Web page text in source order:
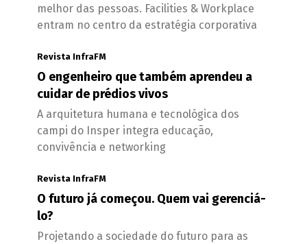
melhor das pessoas. Facilities & Workplace
entram no centro da estratégia corporativa
Revista InfraFM
O engenheiro que também aprendeu a
cuidar de prédios vivos
A arquitetura humana e tecnológica dos
campi do Insper integra educação,
convivência e networking
Revista InfraFM
O futuro já começou. Quem vai gerenciá-
lo?
Projetando a sociedade do futuro para as